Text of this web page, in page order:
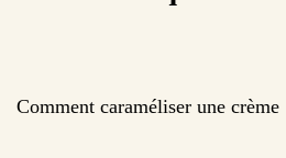
Comment caraméliser une crème